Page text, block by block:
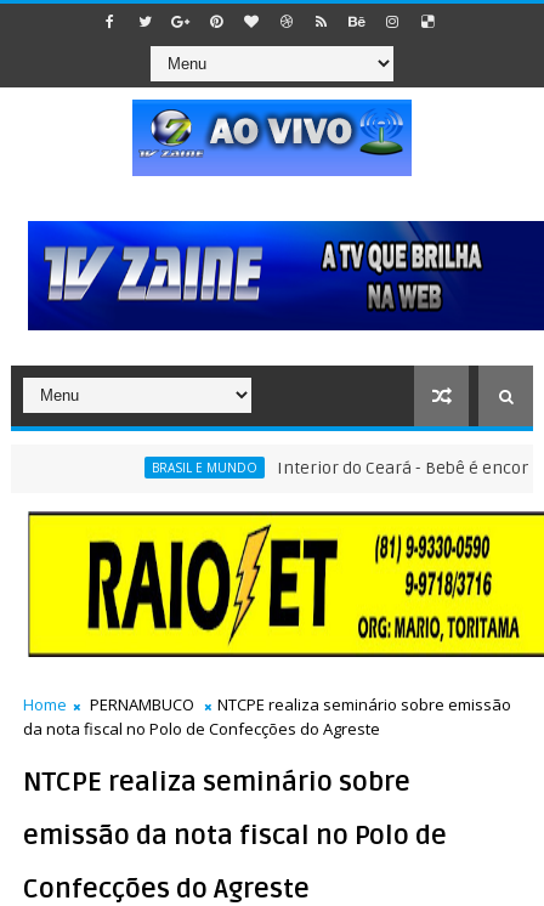
BRASIL E MUNDO Interior do Ceará - Bebê é encontrado
Home PERNAMBUCO
NTCPE realiza seminário sobre emissão
da nota fiscal no Polo de Confecções do Agreste
NTCPE realiza seminário sobre
emissão da nota fiscal no Polo de
Confecções do Agreste